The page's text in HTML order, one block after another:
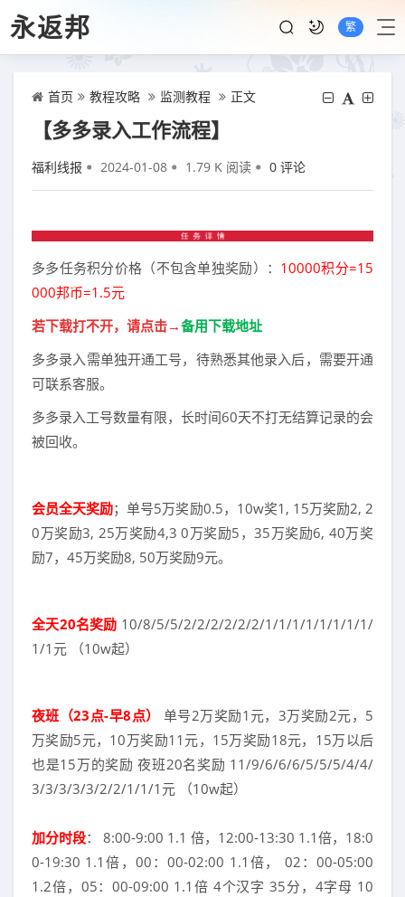
永返邦 繁
首页 教程攻略 监测教程 正文
【多多录入工作流程】
福利线报 2024-01-08 1.79 K 阅读 0 评论
多多任务积分价格（不包含单独奖励）： 10000积分=15
000邦币=1.5元
若下载打不开，请点击→备用下载地址
多多录入需单独开通工号，待熟悉其他录入后，需要开通
可联系客服。
多多录入工号数量有限，长时间60天不打无结算记录的会
被回收。
会员全天奖励；单号5万奖励0.5，10w奖1, 15万奖励2, 2
0万奖励3, 25万奖励4,3 0万奖励5，35万奖励6, 40万奖
励7，45万奖励8, 50万奖励9元。
全天20名奖励 10/8/5/5/2/2/2/2/2/2/1/1/1/1/1/1/1/1/
1/1元 （10w起）
夜班（23点-早8点）
单号2万奖励1元，3万奖励2元，5
万奖励5元，10万奖励11元，15万奖励18元，15万以后
也是15万的奖励 夜班20名奖励 11/9/6/6/6/5/5/5/4/4/
3/3/3/3/3/2/2/1/1/1元 （10w起）
加分时段： 8:00-9:00 1.1 倍，12:00-13:30 1.1倍，18:0
0-19:30 1.1倍，00：00-02:00 1.1倍， 02：00-05:00
1.2倍，05：00-09:00 1.1倍 4个汉字 35分，4字母 10